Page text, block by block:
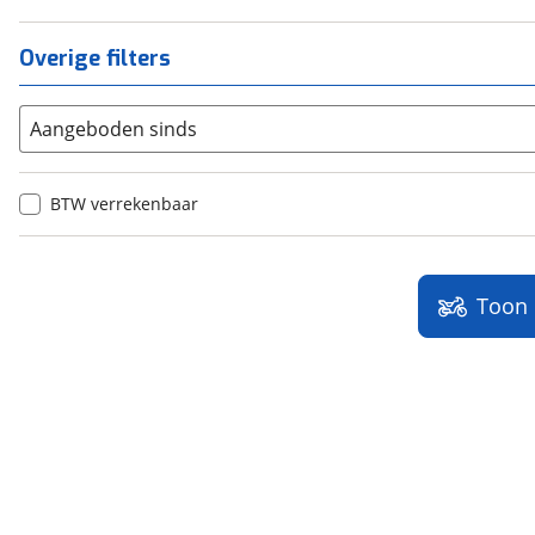
Overige filters
Aangeboden sinds
BTW verrekenbaar
Toon